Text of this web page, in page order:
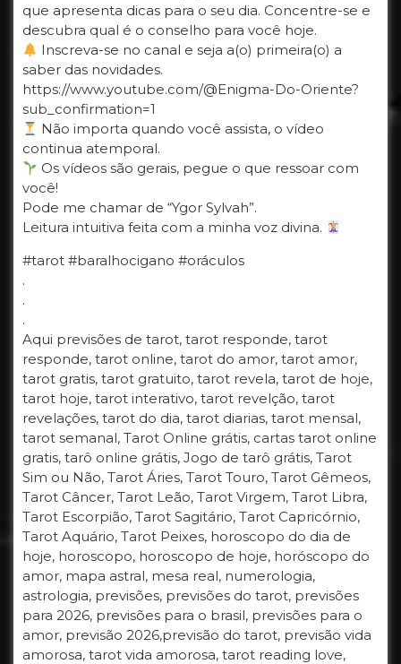
que apresenta dicas para o seu dia. Concentre-se e
descubra qual é o conselho para você hoje.
Inscreva-se no canal e seja a(o) primeira(o) a
saber das novidades.
https://www.youtube.com/@Enigma-Do-Oriente?
sub_confirmation=1
Não importa quando você assista, o vídeo
continua atemporal.
Os vídeos são gerais, pegue o que ressoar com
você!
Pode me chamar de “Ygor Sylvah”.
Leitura intuitiva feita com a minha voz divina.
#tarot #baralhocigano #oráculos
.
.
.
Aqui previsões de tarot, tarot responde, tarot
responde, tarot online, tarot do amor, tarot amor,
tarot gratis, tarot gratuito, tarot revela, tarot de hoje,
tarot hoje, tarot interativo, tarot revelção, tarot
revelações, tarot do dia, tarot diarias, tarot mensal,
tarot semanal, Tarot Online grátis, cartas tarot online
gratis, tarô online grátis, Jogo de tarô grátis, Tarot
Sim ou Não, Tarot Áries, Tarot Touro, Tarot Gêmeos,
Tarot Câncer, Tarot Leão, Tarot Virgem, Tarot Libra,
Tarot Escorpião, Tarot Sagitário, Tarot Capricórnio,
Tarot Aquário, Tarot Peixes, horoscopo do dia de
hoje, horoscopo, horoscopo de hoje, horóscopo do
amor, mapa astral, mesa real, numerologia,
astrologia, previsões, previsões do tarot, previsões
para 2026, previsões para o brasil, previsões para o
amor, previsão 2026,previsão do tarot, previsão vida
amorosa, tarot vida amorosa, tarot reading love,